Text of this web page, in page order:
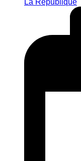
La République